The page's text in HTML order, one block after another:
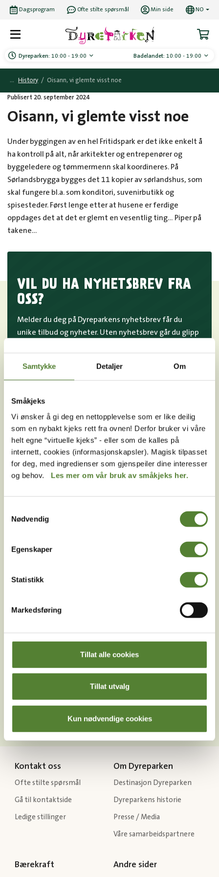
Samtykke Detaljer Om
Småkjeks
Vi ønsker å gi deg en nettopplevelse som er like deilig
som en nybakt kjeks rett fra ovnen! Derfor bruker vi våre
helt egne “virtuelle kjeks” - eller som de kalles på
internett, cookies (informasjonskapsler). Magisk tilpasset
for deg, med ingredienser som gjenspeiler dine interesser
og behov. Les mer om vår bruk av småkjeks her.
Nødvendig
Egenskaper
Statistikk
Markedsføring
Tillat alle cookies
Tillat utvalg
Kun nødvendige cookies
Dyreparken: 10:00 - 19:00 Badelandet: 10:00 - 19:00
Dagsprogram Ofte stilte spørsmål Min side NO
History / Oisann, vi glemte visst noe
Publisert 20. september 2024
Oisann, vi glemte visst noe
Under byggingen av en hel Fritidspark er det ikke enkelt å
ha kontroll på alt, når arkitekter og entrepenører og
byggeledere og tømmermenn skal koordineres. På
Sørlandsbrygga bygges det 11 kopier av sørlandshus, som
skal fungere bl.a. som konditori, suvenirbutikk og
spisesteder. Først lenge etter at husene er ferdige
oppdages det at det er glemt en vesentlig ting… Piper på
takene…
VIL DU HA NYHETSBREV FRA
OSS?
Melder du deg på Dyreparkens nyhetsbrev får du
unike tilbud og nyheter. Uten nyhetsbrev går du glipp
E-post
betingelser
Følg oss på
Facebook LinkedIn
Last ned Dyreparkens App
Les mer om appen her
Kontakt oss
Ofte stilte spørsmål
Gå til kontaktside
Ledige stillinger
Om Dyreparken
Destinasjon Dyreparken
Dyreparkens historie
Presse / Media
Våre samarbeidspartnere
Bærekraft Andre sider